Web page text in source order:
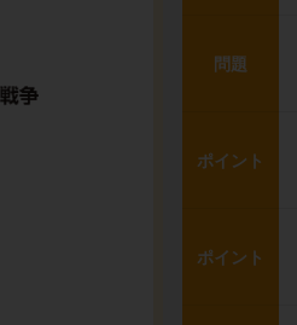
問題
ポイント
ポイント